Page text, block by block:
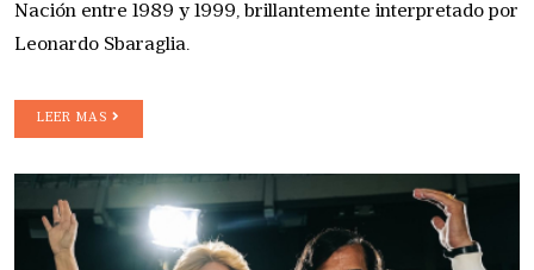
Nación entre 1989 y 1999, brillantemente interpretado por
Leonardo Sbaraglia.
LEER MAS